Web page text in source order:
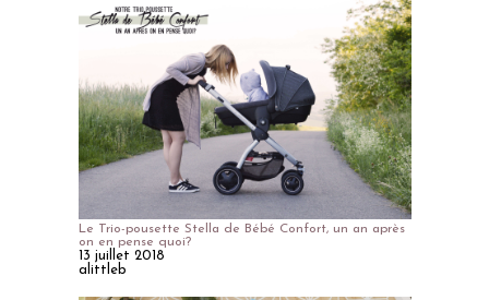
Le Trio-pousette Stella de Bébé Confort, un an après
on en pense quoi?
13 juillet 2018
alittleb